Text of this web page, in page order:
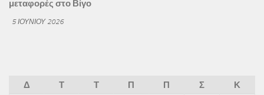
μεταφορές στο Βίγο
5 ΙΟΥΝΊΟΥ 2026
Δ Τ Τ Π Π Σ
Κ